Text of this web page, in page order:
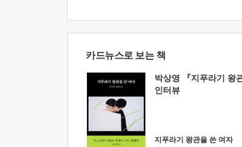
카드뉴스로 보는 책
박상영 『지푸라기 왕
인터뷰
지푸라기 왕관을 쓴 여자